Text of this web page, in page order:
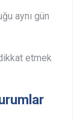
aynı gün
etmek